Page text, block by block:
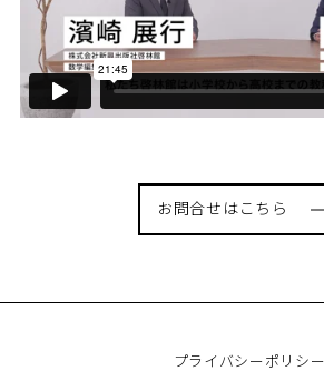
お問合せはこちら
プライバシーポリシー